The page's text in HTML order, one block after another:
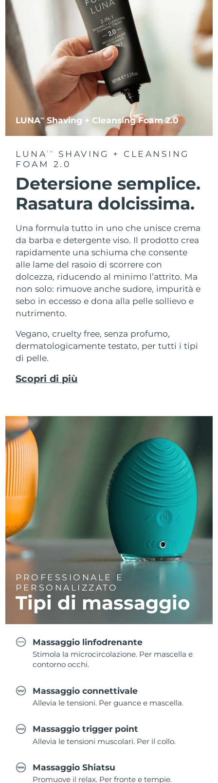
LUNATM Shaving + Cleansing Foam 2.0
LUNATM
SHAVING + CLEANSING
FOAM 2.0
Detersione semplice.
Rasatura dolcissima.
Una formula tutto in uno che unisce crema
da barba e detergente viso. Il prodotto crea
rapidamente una schiuma che consente
alle lame del rasoio di scorrere con
dolcezza, riducendo al minimo l’attrito. Ma
non solo: rimuove anche sudore, impurità e
sebo in eccesso e dona alla pelle sollievo e
nutrimento.
Vegano, cruelty free, senza profumo,
dermatologicamente testato, per tutti i tipi
di pelle.
Scopri di più
PROFESSIONALE E
PERSONALIZZATO
Tipi di massaggio
Massaggio linfodrenante
Stimola la microcircolazione. Per mascella e
contorno occhi.
Massaggio connettivale
Allevia le tensioni. Per guance e mascella.
Massaggio trigger point
Allevia le tensioni muscolari. Per il collo.
Massaggio Shiatsu
Promuove il relax. Per fronte e tempie.